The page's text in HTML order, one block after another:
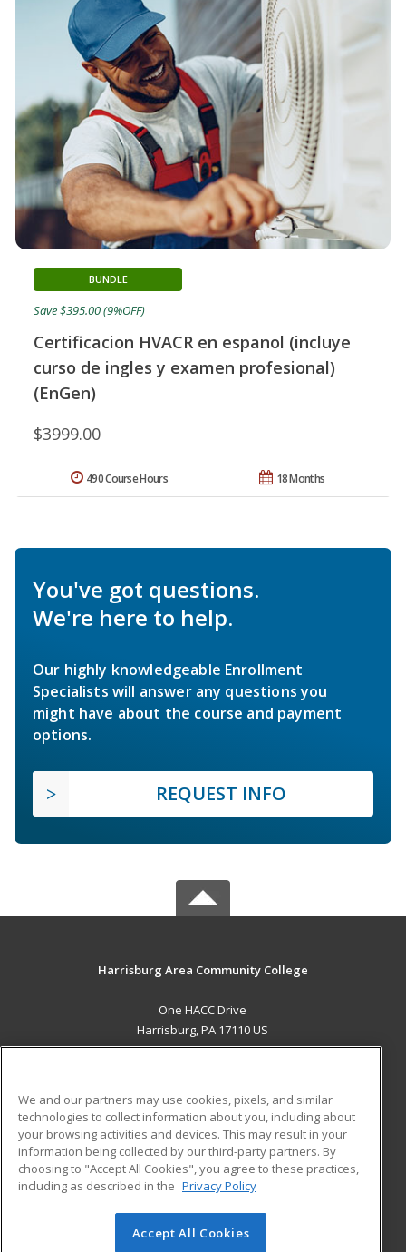
Certificacion HVACR en espanol (incluye
curso de ingles y examen profesional)
(EnGen)
BUNDLE
$3999.00
Save $395.00 (9%OFF)
18 Months
490 Course Hours
You've got questions.
We're here to help.
Our highly knowledgeable Enrollment
Specialists will answer any questions you
might have about the course and payment
options.
REQUEST INFO
Harrisburg Area Community College
One HACC Drive
Harrisburg, PA 17110 US
ADDITIONAL RESOURCES
Military
Financial Assistance
Help
Student Blog
© 2026 ed2go, a division of Cengage Learning. All rights
We and our partners may use cookies, pixels, and similar
technologies to collect information about you, including about
your browsing activities and devices. This may result in your
information being collected by our third-party partners. By
choosing to "Accept All Cookies", you agree to these practices,
including as described in the Privacy Policy
Accept All Cookies